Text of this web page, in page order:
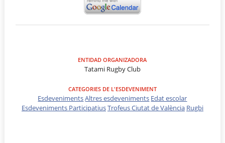
ENTIDAD ORGANIZADORA
Tatami Rugby Club
CATEGORIES DE L'ESDEVENIMENT
EsdevenimentsAltres esdeveniments Edat escolar
Esdeveniments ParticipatiusTrofeus Ciutat de València Rugbi